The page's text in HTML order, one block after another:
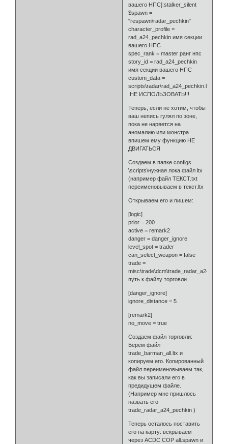
вашего НПС]:stalker_silent
$spawn =
"respawn\radar_pechkin"
character_profile =
rad_a24_pechkin имя секции
вашего НПС
spec_rank = master ранг нпс
story_id = rad_a24_pechkin
имя секции вашего НПС
custom_data =
scripts\radar\rad_a24_pechkin.ltx
;НЕ ИСПОЛЬЗОВАТЬ!!!
Теперь, если не хотим, чтобы
ваш непись гулял по зоне,
пока не нарвется на
аномалию или монстра
впишем ему функцию НЕ
ДВИГАТЬСЯ
Создаем в папке configs
\scripts\нужная лока файл ltx
(например файл ТЕКСТ.txt
переименовываем в текст.ltx
Открываем его и пишем:
[logic]
prior = 200
active = remark2
danger = danger_ignore
level_spot = trader
can_select_weapon = false
trade =
путь к файлу торговли
[danger_ignore]
ignore_distance = 5
[remark2]
no_move = true
Создаем файл торговли:
Берем файл
trade_barman_all.ltx и
копируем его. Копированный
файл переименовываем так,
как вы записали его в
предидущем файле.
(Например мне пришлось
назвать его
trade_radar_a24_pechkin )
Теперь осталось поставить
его на карту: вскрываем
через ACDC COP all.spawn и